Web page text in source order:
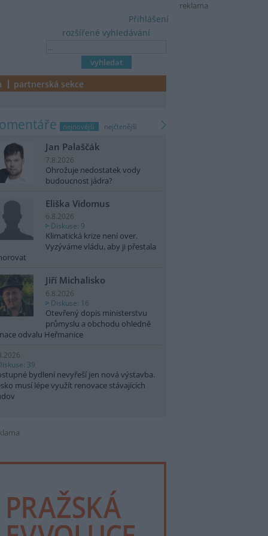
reklama
rozšířené vyhledávání
Přihlášení
partnerská sekce
nejnovější nejčtenější
Jan Palaščák
7.8.2026
Ohrožuje nedostatek vody
budoucnost jádra?
Eliška Vidomus
6.8.2026
Diskuse: 9
Klimatická krize není over.
Vyzýváme vládu, aby ji přestala
Jiří Michalisko
6.8.2026
Diskuse: 16
Otevřený dopis ministerstvu
průmyslu a obchodu ohledně
odvalu Heřmanice
39
bydlení nevyřeší jen nová výstavba.
musí lépe využít renovace stávajících